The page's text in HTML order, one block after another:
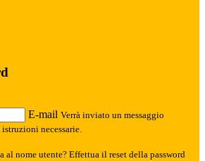
E-mail Verrà inviato un messaggio
necessarie.
al nome utente? Effettua il reset della password